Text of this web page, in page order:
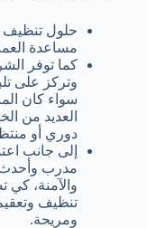
حلول تنظيف
مساعدة
كما توفر
وتركز على
سواء كان
العديد من
دوري أو
إلى جانب
مدرب وأحدث
والآمنة،
تنظيف
ومريحة.